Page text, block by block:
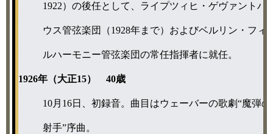
1922）の後任として、ライプツィヒ・ゲヴァントハ
ウス管弦楽団（1928年まで）およびベルリン・フィ
ルハーモニー管弦楽団の常任指揮者に就任。
1926年（大正15） 40歳
10月16日、初録音。曲目はウェーバーの歌劇“魔弾の
射手”序曲。